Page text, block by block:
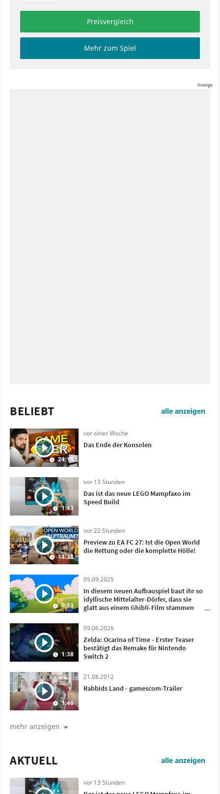
Preisvergleich
Mehr zum Spiel
BELIEBT alle anzeigen
24:18
vor einer Woche
Das Ende der Konsolen
1:43
vor 13 Stunden
Das ist das neue LEGO Mampfaxo im
Speed Build
14:38
vor 22 Stunden
Preview zu EA FC 27: Ist die Open World
die Rettung oder die komplette Hölle!
0:53
05.09.2025
In diesem neuen Aufbauspiel baut ihr so
idyllische Mittelalter-Dörfer, dass sie
glatt aus einem Ghibli-Film stammen
1:38
09.06.2026
Zelda: Ocarina of Time - Erster Teaser
bestätigt das Remake für Nintendo
Switch 2
1:46
21.08.2012
Rabbids Land - gamescom-Trailer
mehr anzeigen
AKTUELL alle anzeigen
vor 13 Stunden